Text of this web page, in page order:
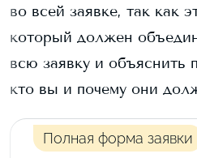
во всей заявке, так как
который должен
всю заявку и объяснить
кто вы и почему они
Полная форма заявки